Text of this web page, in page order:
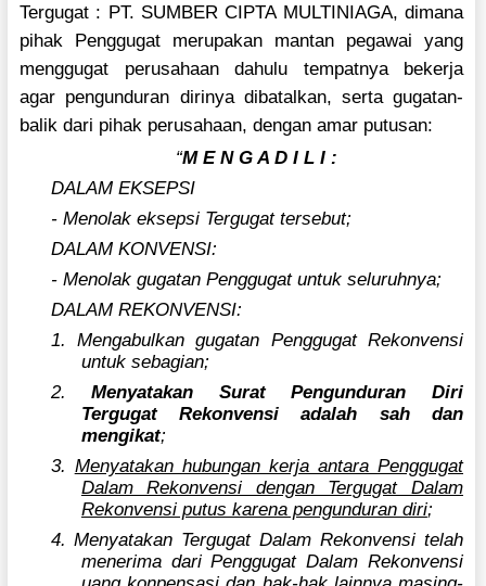
Tergugat : PT. SUMBER CIPTA MULTINIAGA, dimana
pihak Penggugat merupakan mantan pegawai yang
menggugat perusahaan dahulu tempatnya bekerja
agar pengunduran dirinya dibatalkan, serta gugatan-
balik dari pihak perusahaan, dengan amar putusan:
“M E N G A D I L I :
DALAM EKSEPSI
- Menolak eksepsi Tergugat tersebut;
DALAM KONVENSI:
- Menolak gugatan Penggugat untuk seluruhnya;
DALAM REKONVENSI:
1. Mengabulkan gugatan Penggugat Rekonvensi
untuk sebagian;
2.Menyatakan Surat Pengunduran Diri
Tergugat Rekonvensi adalah sah dan
mengikat;
3. Menyatakan hubungan kerja antara Penggugat
Dalam Rekonvensi dengan Tergugat Dalam
Rekonvensi putus karena pengunduran diri;
4. Menyatakan Tergugat Dalam Rekonvensi telah
menerima dari Penggugat Dalam Rekonvensi